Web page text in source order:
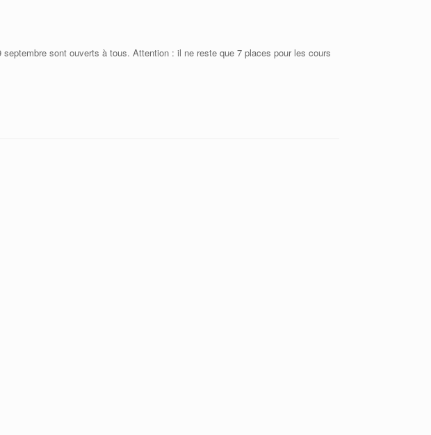
sont ouverts à tous. Attention : il ne reste que 7 places pour les cours